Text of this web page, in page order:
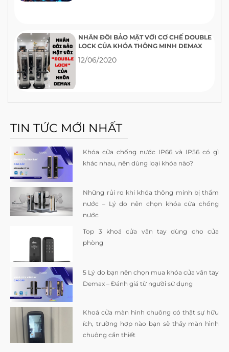
NHÂN ĐÔI BẢO MẬT VỚI CƠ CHẾ DOUBLE
LOCK CỦA KHÓA THÔNG MINH DEMAX
12/06/2020
TIN TỨC MỚI NHẤT
Khóa cửa chống nước IP66 và IP56 có gì
khác nhau, nên dùng loại khóa nào?
Những rủi ro khi khóa thông minh bị thấm
nước – Lý do nên chọn khóa cửa chống
nước
Top 3 khoá cửa vân tay dùng cho cửa
phòng
5 Lý do bạn nên chọn mua khóa cửa vân tay
Demax – Đánh giá từ người sử dụng
Khoá cửa màn hình chuông có thật sự hữu
ích, trường hợp nào bạn sẽ thấy màn hình
chuông cần thiết